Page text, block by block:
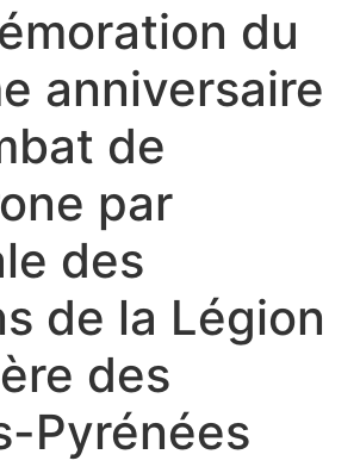
du
anniversaire
de
par
des
de la Légion
des
Pyrénées